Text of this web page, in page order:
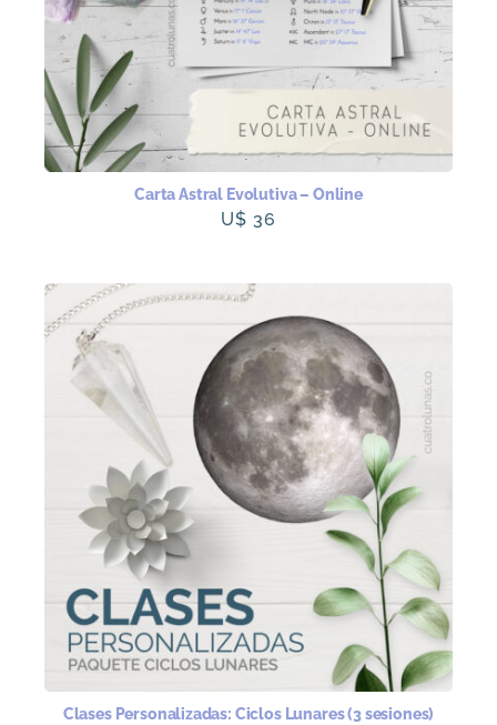
Carta Astral Evolutiva – Online
U$ 36
Clases Personalizadas: Ciclos Lunares (3 sesiones)